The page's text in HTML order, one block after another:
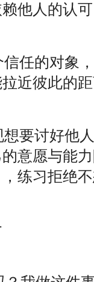
他人的认
任的对象
近彼此的
要讨好他
意愿与能
练习拒绝